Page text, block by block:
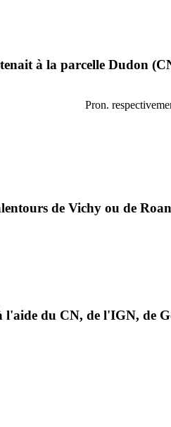
à la parcelle Dudon
Pron.
de Vichy ou de
l'aide du CN, de l'IGN, de